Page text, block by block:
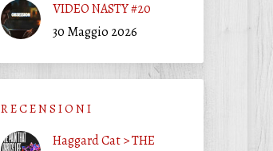
VIDEO NASTY #20
30 Maggio 2026
R E C E N S I O N I
Haggard Cat > THE